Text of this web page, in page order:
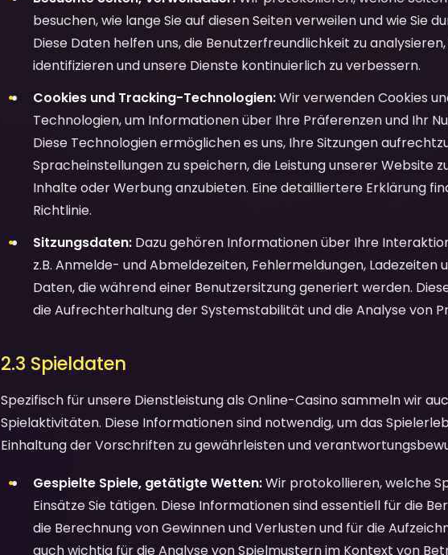
besuchen, wie lange Sie auf diesen Seiten verweilen und wie Sie
Diese Daten helfen uns, die Benutzerfreundlichkeit zu
identifizieren und unsere Dienste kontinuierlich zu verbessern.
Cookies und Tracking-Technologien:Wir verwenden Cookies
Technologien, um Informationen über Ihre Präferenzen und Ihr
Diese Technologien ermöglichen es uns, Ihre Sitzungen
Spracheinstellungen zu speichern, die Leistung unserer Website
Inhalte oder Werbung anzubieten. Eine detailliertere Erklärung
Richtlinie.
Sitzungsdaten: Dazu gehören Informationen über Ihre
z.B. Anmelde- und Abmeldezeiten, Fehlermeldungen,
Daten, die während einer Benutzersitzung generiert werden.
die Aufrechterhaltung der Systemstabilität und die Analyse von
2.3 Spieldaten
Spezifisch für unsere Dienstleistung als Online-Casino sammeln wir
Spielaktivitäten. Diese Informationen sind notwendig, um das
Einhaltung der Vorschriften zu gewährleisten und
Gespielte Spiele, getätigte Wetten:Wir protokollieren, welche
Einsätze Sie tätigen. Diese Informationen sind essentiell für die
die Berechnung von Gewinnen und Verlusten und für die
auch wichtig für die Analyse von Spielmustern im Kontext von